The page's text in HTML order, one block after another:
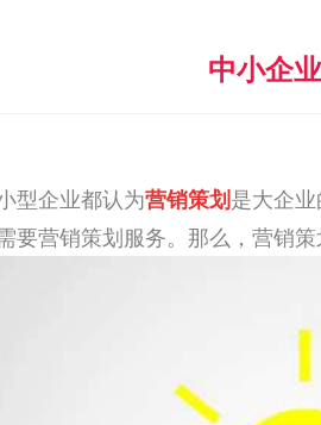
中小企
型企业都认为营销策划是大企
要营销策划服务。那么，营销